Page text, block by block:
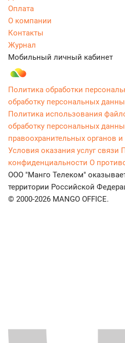
Оплата
О компании
Контакты
Журнал
Мобильный личный кабинет
Политика обработки
обработку персональных
Политика использования
обработку персональных
правоохранительных органов и
Условия оказания услуг связи
конфиденциальности О
ООО "Манго Телеком"
территории Российской
© 2000-2026 MANGO OFFICE.